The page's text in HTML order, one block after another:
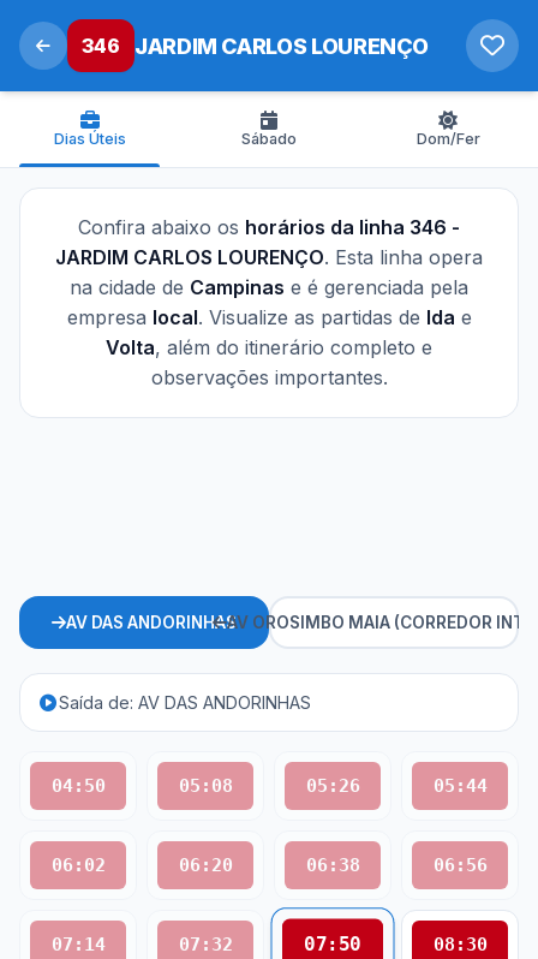
346 JARDIM CARLOS LOURENÇO
Dias Úteis Sábado Dom/Fer
Confira abaixo os horários da linha 346 -
JARDIM CARLOS LOURENÇO. Esta linha opera
na cidade de Campinas e é gerenciada pela
empresa local. Visualize as partidas de Ida e
Volta, além do itinerário completo e
observações importantes.
AV DAS ANDORINHASAV OROSIMBO MAIA (CORREDOR
Saída de: AV DAS ANDORINHAS
04:50 05:08 05:26 05:44
06:02 06:20 06:38 06:56
07:14 07:32 07:50 08:30